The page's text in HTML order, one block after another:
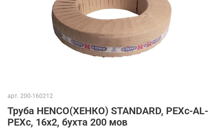
арт. 200-160212
Труба HENCO(ХЕНКО) STANDARD, PEXc-AL-
PEXc, 16х2, бухта 200 мов